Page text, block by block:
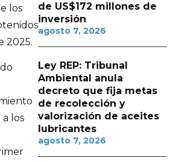
los
2025.
los
de US$172 millones de
inversión
agosto 7, 2026
Ley REP: Tribunal
Ambiental anula
decreto que fija metas
de recolección y
valorización de aceites
lubricantes
agosto 7, 2026